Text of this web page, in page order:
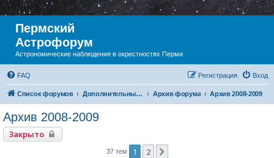
Пермский
Астрофорум
Астрономические наблюдения в окрестностях Перми
FAQ Вход
Регистрация
Список форумов Дополнительный раздел Архив форума Архив 2008-2009
Архив 2008-2009
Закрыто
37 тем 1 2